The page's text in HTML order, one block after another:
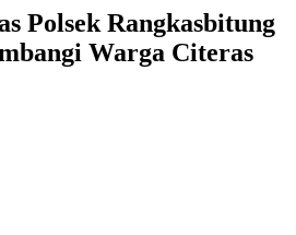
Polsek Rangkasbitung
Warga Citeras